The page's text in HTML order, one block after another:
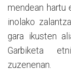
mendean hartu
inolako
gara ikusten
Garbiketa
zuzenenan.